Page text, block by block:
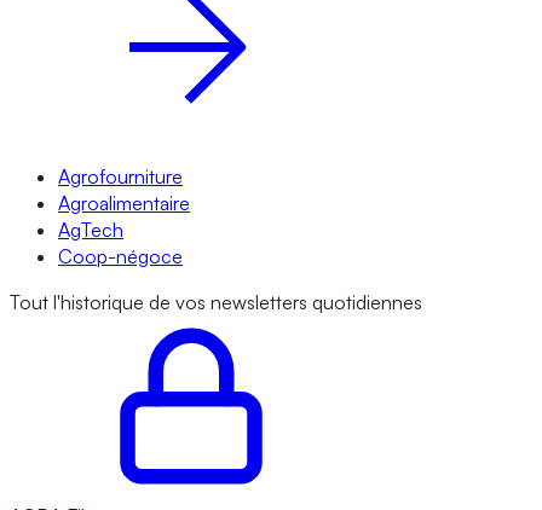
Agrofourniture
Agroalimentaire
AgTech
Coop-négoce
Tout l'historique de vos newsletters quotidiennes